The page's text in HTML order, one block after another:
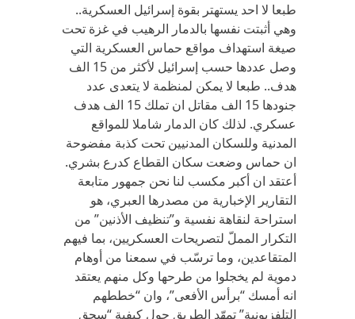
طبعا لا احد يستهتر بقوة إسرائيل العسكرية..
وهي أثبتت نفسها بالدمار الرهيب في غزة تحت
صيغة استهداف مواقع حماس العسكرية التي
وصل عددها حسب إسرائيل لأكثر من 15 الف
هدف.. طبعا لا يمكن لمنظمة لا يتعدى عدد
جنودها 15 الف مقاتل ان تملك 15 الف هدف
عسكري. لذلك كان الدمار شاملا للمواقع
المدنية وللسكان المدنيين تحت كذبة مفضوحة
ان حماس وضعت سكان القطاع كدرع بشري.
أعتقد ان أكبر مكسب لنا نحن جمهور متابعة
التقارير الإخبارية من مصدرها العبري، هو
استراحة لنقاهة نفسية و”تنظيف الأذنين” من
التكرار المملّ لتصريحات العسكريين، بما فيهم
المتقاعدين، وما ترسّب في سمعنا من أوهام
دموية لم يخجلوا من طرحها وكل منهم يعتقد
انه أمسك “برأس الأفعى”، وان “خططهم
التلفزيونية” تمهّد الطريق حول كيفية “سحق